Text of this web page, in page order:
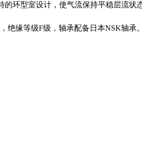
环型室设计，使气流保持平稳层流状
绝缘等级F级，轴承配备日本NSK轴承